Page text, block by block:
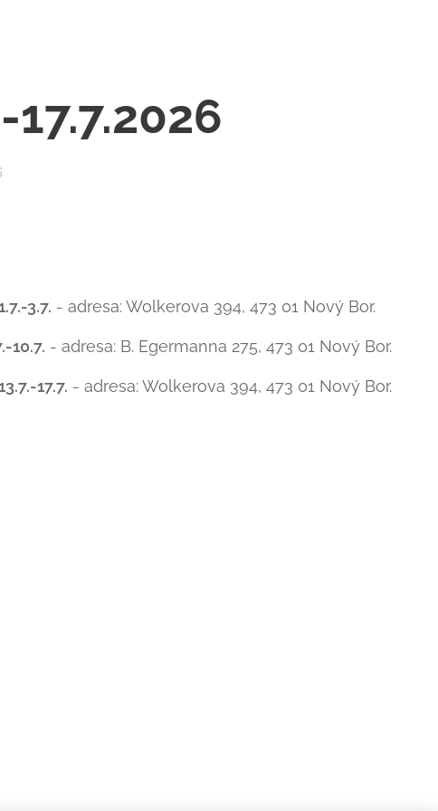
3.7. - adresa: Wolkerova 394, 473 01 Nový Bor.
10.7. - adresa: B. Egermanna 275, 473 01 Nový Bor.
17.7. - adresa: Wolkerova 394, 473 01 Nový Bor.